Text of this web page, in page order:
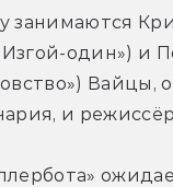
занимаются
один») и
Вайцы,
и